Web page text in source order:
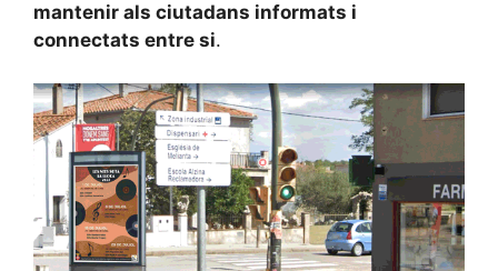
mantenir als ciutadans informats i
connectats entre si.